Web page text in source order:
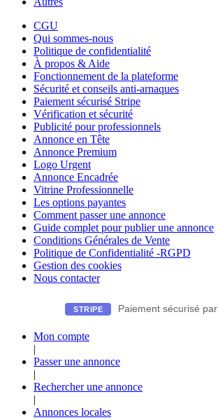
CGU
Qui sommes-nous
Politique de confidentialité
À propos & Aide
Fonctionnement de la plateforme
Sécurité et conseils anti-arnaques
Paiement sécurisé Stripe
Vérification et sécurité
Publicité pour professionnels
Annonce en Tête
Annonce Premium
Logo Urgent
Annonce Encadrée
Vitrine Professionnelle
Les options payantes
Comment passer une annonce
Guide complet pour publier une annonce
Conditions Générales de Vente
Politique de Confidentialité -RGPD
Gestion des cookies
Nous contacter
STRIPE Paiement sécurisé par
Mon compte
|
Passer une annonce
|
Rechercher une annonce
|
Annonces locales